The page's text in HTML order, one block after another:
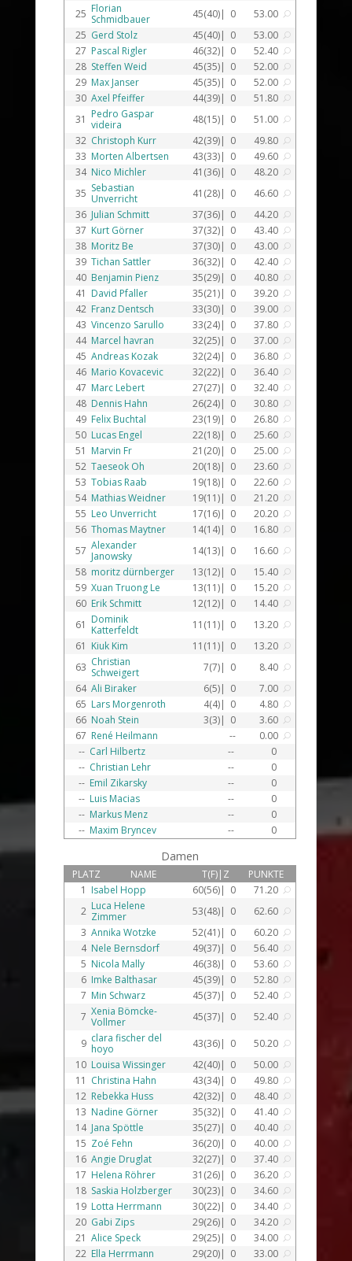
25 Florian
Schmidbauer
45(40)| 0 53.00 U
25 Gerd Stolz 45(40)| 0 53.00 U
27 Pascal Rigler 46(32)| 0 52.40 U
28 Steffen Weid 45(35)| 0 52.00 U
29 Max Janser 45(35)| 0 52.00 U
30 Axel Pfeiffer 44(39)| 0 51.80 U
31 Pedro Gaspar
videira
48(15)| 0 51.00 U
32 Christoph Kurr 42(39)| 0 49.80 U
33 Morten Albertsen 43(33)| 0 49.60 U
34 Nico Michler 41(36)| 0 48.20 U
35 Sebastian
Unverricht
41(28)| 0 46.60 U
36 Julian Schmitt 37(36)| 0 44.20 U
37 Kurt Görner 37(32)| 0 43.40 U
38 Moritz Be 37(30)| 0 43.00 U
39 Tichan Sattler 36(32)| 0 42.40 U
40 Benjamin Pienz 35(29)| 0 40.80 U
41 David Pfaller 35(21)| 0 39.20 U
42 Franz Dentsch 33(30)| 0 39.00 U
43 Vincenzo Sarullo 33(24)| 0 37.80 U
44 Marcel havran 32(25)| 0 37.00 U
45 Andreas Kozak 32(24)| 0 36.80 U
46 Mario Kovacevic 32(22)| 0 36.40 U
47 Marc Lebert 27(27)| 0 32.40 U
48 Dennis Hahn 26(24)| 0 30.80 U
49 Felix Buchtal 23(19)| 0 26.80 U
50 Lucas Engel 22(18)| 0 25.60 U
51 Marvin Fr 21(20)| 0 25.00 U
52 Taeseok Oh 20(18)| 0 23.60 U
53 Tobias Raab 19(18)| 0 22.60 U
54 Mathias Weidner 19(11)| 0 21.20 U
55 Leo Unverricht 17(16)| 0 20.20 U
56 Thomas Maytner 14(14)| 0 16.80 U
57 Alexander
Janowsky
14(13)| 0 16.60 U
58 moritz dürnberger 13(12)| 0 15.40 U
59 Xuan Truong Le 13(11)| 0 15.20 U
60 Erik Schmitt 12(12)| 0 14.40 U
61 Dominik
Katterfeldt
11(11)| 0 13.20 U
61 Kiuk Kim 11(11)| 0 13.20 U
63 Christian
Schweigert
7(7)| 0 8.40 U
64 Ali Biraker 6(5)| 0 7.00 U
65 Lars Morgenroth 4(4)| 0 4.80 U
66 Noah Stein 3(3)| 0 3.60 U
67 René Heilmann -- 0.00 U
-- Carl Hilbertz --
0
-- Christian Lehr --
0
-- Emil Zikarsky --
0
-- Luis Macias --
0
-- Markus Menz --
0
-- Maxim Bryncev -- 0
Damen
PLATZ NAME T(F)|Z
PUNKTE
1 Isabel Hopp 60(56)| 0 71.20 U
2 Luca Helene
Zimmer
53(48)| 0 62.60 U
3 Annika Wotzke 52(41)| 0 60.20 U
4 Nele Bernsdorf 49(37)| 0 56.40 U
5 Nicola Mally 46(38)| 0 53.60 U
6 Imke Balthasar 45(39)| 0 52.80 U
7 Min Schwarz 45(37)| 0 52.40 U
7 Xenia Bömcke-
Vollmer
45(37)| 0 52.40 U
9 clara fischer del
hoyo
43(36)| 0 50.20 U
10 Louisa Wissinger 42(40)| 0 50.00 U
11 Christina Hahn 43(34)| 0 49.80 U
12 Rebekka Huss 42(32)| 0 48.40 U
13 Nadine Görner 35(32)| 0 41.40 U
14 Jana Spöttle 35(27)| 0 40.40 U
15 Zoé Fehn 36(20)| 0 40.00 U
16 Angie Druglat 32(27)| 0 37.40 U
17 Helena Röhrer 31(26)| 0 36.20 U
18 Saskia Holzberger 30(23)| 0 34.60 U
19 Lotta Herrmann 30(22)| 0 34.40 U
20 Gabi Zips 29(26)| 0 34.20 U
21 Alice Speck 29(25)| 0 34.00 U
22 Ella Herrmann 29(20)| 0 33.00 U